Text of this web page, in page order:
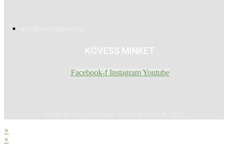
KÖVESS MINKET
Facebook-f InstagramYoutube
×
×